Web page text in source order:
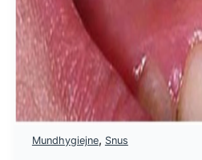
Mundhygiejne, Snus